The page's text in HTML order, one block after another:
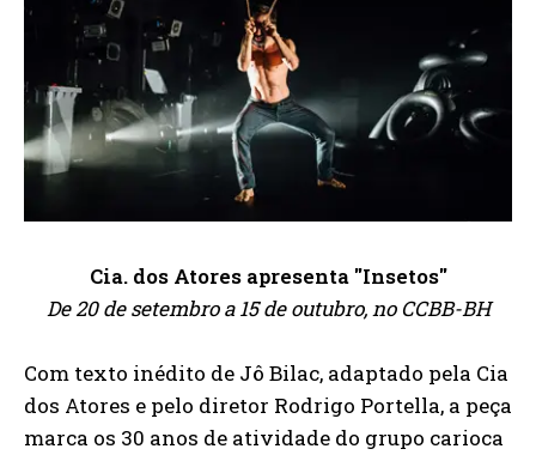
Cia. dos Atores apresenta "Insetos"
De 20 de setembro a 15 de outubro, no CCBB-BH
Com texto inédito de Jô Bilac, adaptado pela Cia
dos Atores e pelo diretor Rodrigo Portella, a peça
marca os 30 anos de atividade do grupo carioca